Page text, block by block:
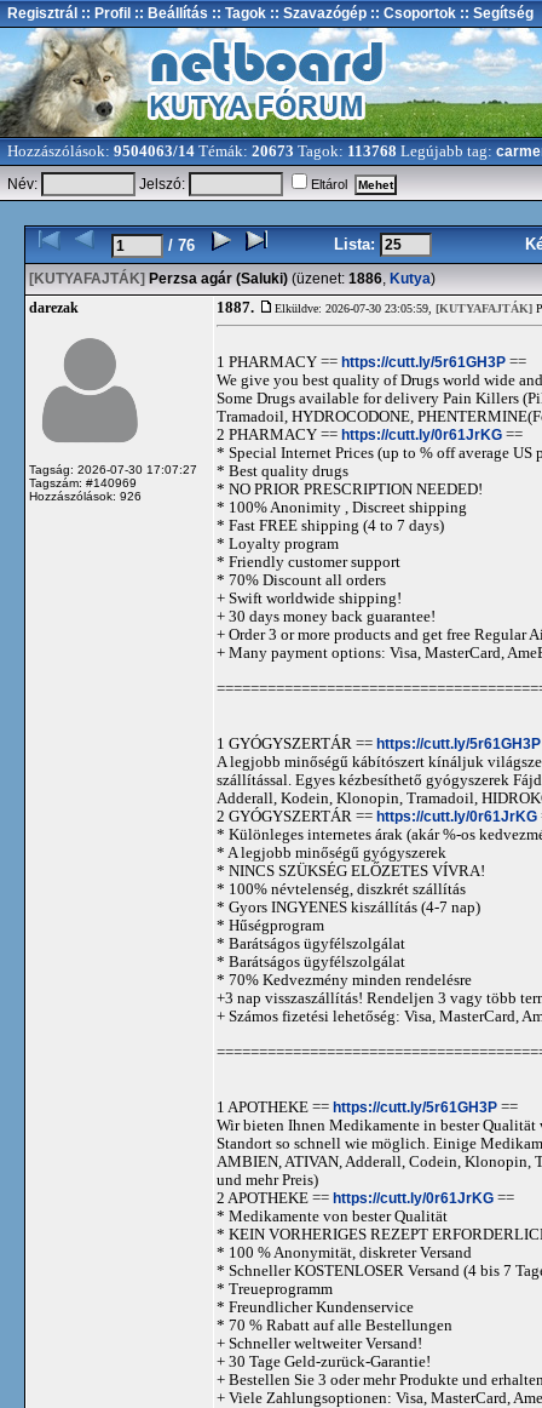
Regisztrál :: Profil :: Beállítás :: Tagok :: Szavazógép :: Csoportok :: Segítség
Hozzászólások: 9504063/14 Témák: 20673 Tagok: 113768 Legújabb tag:
Név:
Jelszó: Eltárol
/ 76 Lista:
[KUTYAFAJTÁK] Perzsa agár (Saluki) (üzenet: 1886, Kutya)
darezak
Tagság: 2026-07-30 17:07:27
Tagszám: #140969
Hozzászólások: 926
1887. Elküldve: 2026-07-30 23:05:59, [KUTYAFAJTÁK]
1 PHARMACY == https://cutt.ly/5r61GH3P ==
We give you best quality of Drugs world wide
Some Drugs available for delivery Pain Killers
Tramadoil, HYDROCODONE,
2 PHARMACY == https://cutt.ly/0r61JrKG ==
* Special Internet Prices (up to % off average US
* Best quality drugs
* NO PRIOR PRESCRIPTION NEEDED!
* 100% Anonimity , Discreet shipping
* Fast FREE shipping (4 to 7 days)
* Loyalty program
* Friendly customer support
* 70% Discount all orders
+ Swift worldwide shipping!
+ 30 days money back guarantee!
+ Order 3 or more products and get free Regular
+ Many payment options: Visa, MasterCard,
1 GYÓGYSZERTÁR == https://cutt.ly/5r61GH3P
A legjobb minőségű kábítószert kínáljuk
szállítással. Egyes kézbesíthető gyógyszerek
Adderall, Kodein, Klonopin, Tramadoil,
2 GYÓGYSZERTÁR == https://cutt.ly/0r61JrKG
* Különleges internetes árak (akár %-os
* A legjobb minőségű gyógyszerek
* NINCS SZÜKSÉG ELŐZETES VÍVRA!
* 100% névtelenség, diszkrét szállítás
* Gyors INGYENES kiszállítás (4-7 nap)
* Hűségprogram
* Barátságos ügyfélszolgálat
* Barátságos ügyfélszolgálat
* 70% Kedvezmény minden rendelésre
+3 nap visszaszállítás! Rendeljen 3 vagy több
+ Számos fizetési lehetőség: Visa, MasterCard,
1 APOTHEKE == https://cutt.ly/5r61GH3P ==
Wir bieten Ihnen Medikamente in bester
Standort so schnell wie möglich. Einige
AMBIEN, ATIVAN, Adderall, Codein, Klonopin,
und mehr Preis)
2 APOTHEKE == https://cutt.ly/0r61JrKG ==
* Medikamente von bester Qualität
* KEIN VORHERIGES REZEPT
* 100 % Anonymität, diskreter Versand
* Schneller KOSTENLOSER Versand (4 bis 7
* Treueprogramm
* Freundlicher Kundenservice
* 70 % Rabatt auf alle Bestellungen
+ Schneller weltweiter Versand!
+ 30 Tage Geld-zurück-Garantie!
+ Bestellen Sie 3 oder mehr Produkte und
+ Viele Zahlungsoptionen: Visa, MasterCard,